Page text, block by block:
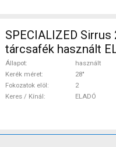
SPECIALIZED
tárcsafék használt
Állapot
használt
Kerék méret
28"
Fokozatok elöl
2
Keres / Kínál
ELADÓ